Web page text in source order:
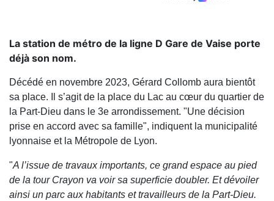
La station de métro de la ligne D Gare de Vaise porte
déjà son nom.
Décédé en novembre 2023, Gérard Collomb aura bientôt
sa place. Il s’agit de la place du Lac au cœur du quartier de
la Part-Dieu dans le 3e arrondissement. "Une décision
prise en accord avec sa famille", indiquent la municipalité
lyonnaise et la Métropole de Lyon.
"A l’issue de travaux importants, ce grand espace au pied
de la tour Crayon va voir sa superficie doubler. Et dévoiler
ainsi un parc aux habitants et travailleurs de la Part-Dieu.